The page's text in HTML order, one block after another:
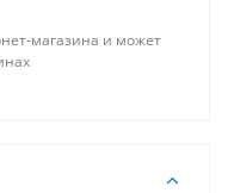
магазина и может